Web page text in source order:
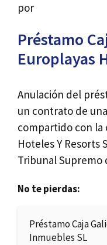
por
Préstamo
Europlayas
Anulación del
un contrato de
compartido con la
Hoteles Y Resorts
Tribunal Supremo
No te pierdas:
Préstamo Caja
Inmuebles SL